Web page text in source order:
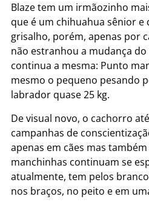
Blaze tem um irmãozinho
que é um chihuahua sênior e
grisalho, porém, apenas por
não estranhou a mudança
continua a mesma: Punto
mesmo o pequeno pesando
labrador quase 25 kg.
De visual novo, o cachorro
campanhas de
apenas em cães mas
manchinhas continuam se
atualmente, tem pelos
nos braços, no peito e em